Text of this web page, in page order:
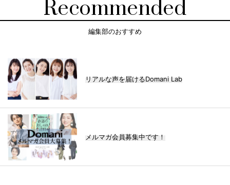
Recommended
編集部のおすすめ
リアルな声を届けるDomani Lab
メルマガ会員募集中です！